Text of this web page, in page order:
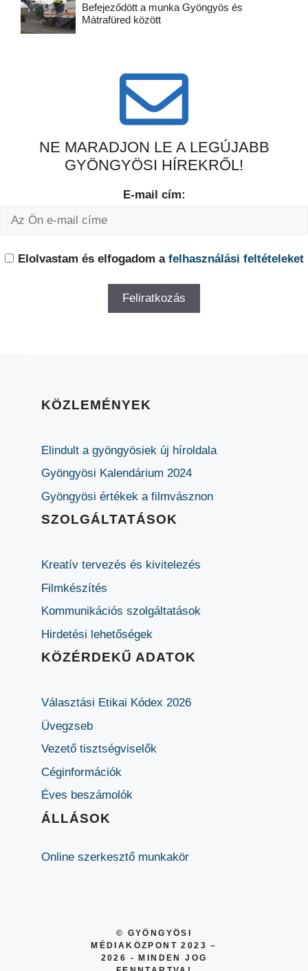
Befejeződött a munka Gyöngyös és
Mátrafüred között
NE MARADJON LE A LEGÚJABB
GYÖNGYÖSI HÍREKRŐL!
E-mail cím:
Elolvastam és elfogadom a felhasználási feltételeket
KÖZLEMÉNYEK
Elindult a gyöngyösiek új híroldala
Gyöngyösi Kalendárium 2024
Gyöngyösi értékek a filmvásznon
SZOLGÁLTATÁSOK
Kreatív tervezés és kivitelezés
Filmkészítés
Kommunikációs szolgáltatások
Hirdetési lehetőségek
KÖZÉRDEKŰ ADATOK
Választási Etikai Kódex 2026
Üvegzseb
Vezető tisztségviselők
Céginformációk
Éves beszámolók
ÁLLÁSOK
Online szerkesztő munkakör
© GYÖNGYÖSI
MÉDIAKÖZPONT 2023 –
2026 - MINDEN JOG